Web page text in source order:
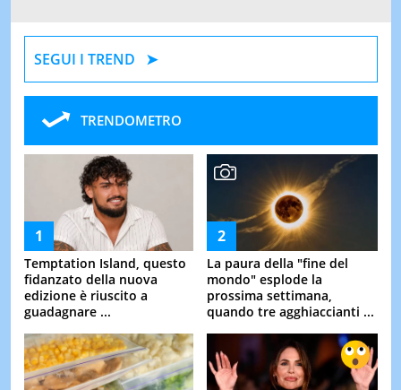
SEGUI I TREND
TRENDOMETRO
Temptation Island, questo
fidanzato della nuova
edizione è riuscito a
guadagnare ...
La paura della "fine del
mondo" esplode la
prossima settimana,
quando tre agghiaccianti ...